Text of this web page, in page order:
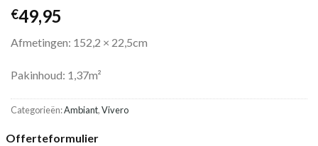
€49,95
Afmetingen: 152,2 × 22,5cm
Pakinhoud: 1,37m²
Categorieën:Ambiant,Vivero
Offerteformulier